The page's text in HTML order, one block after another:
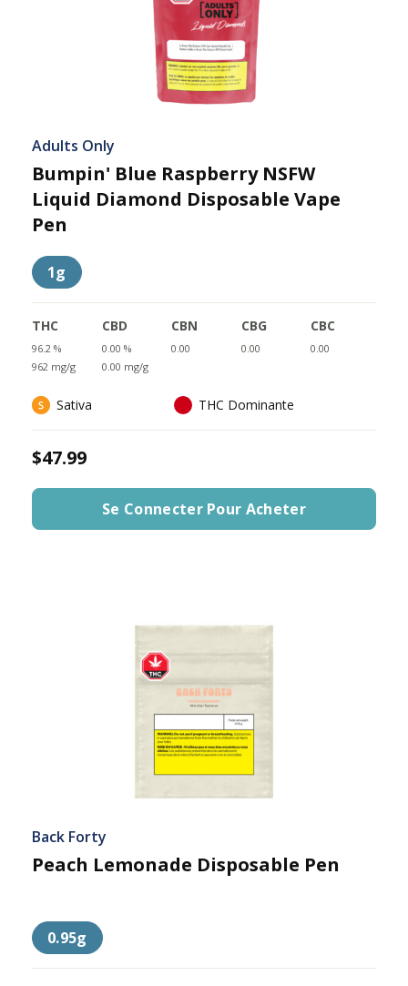
Adults Only
Bumpin' Blue Raspberry NSFW
Liquid Diamond Disposable Vape
Pen
1g
THC
96.2 %
962 mg/g
CBD
0.00 %
0.00 mg/g
CBN
0.00
CBG
0.00
CBC
0.00
Sativa THC Dominante
$47.99
Se Connecter Pour Acheter
Back Forty
Peach Lemonade Disposable Pen
0.95g